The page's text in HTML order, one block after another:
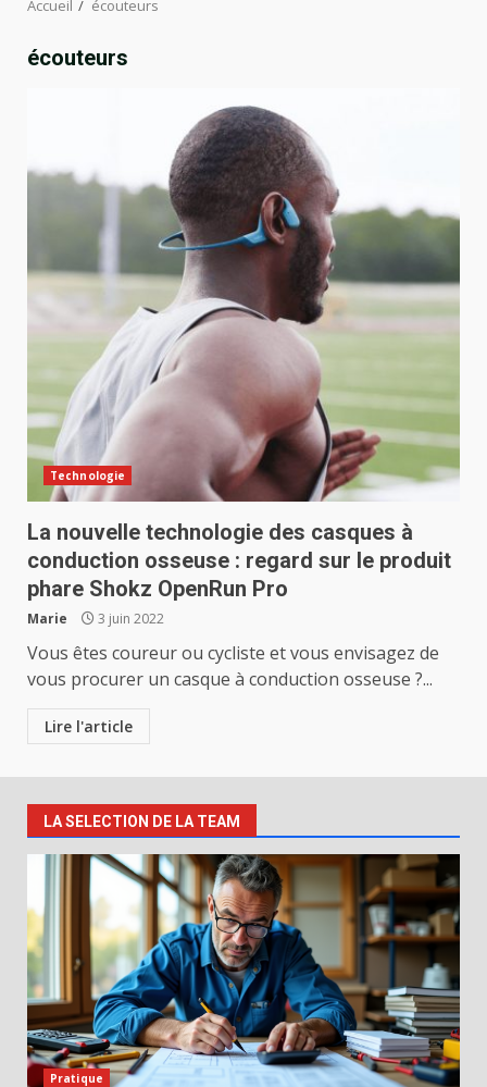
Accueil écouteurs
écouteurs
Technologie
La nouvelle technologie des casques à
conduction osseuse : regard sur le produit
phare Shokz OpenRun Pro
Marie 3 juin 2022
Vous êtes coureur ou cycliste et vous envisagez de
vous procurer un casque à conduction osseuse ?...
Lire l'article
LA SELECTION DE LA TEAM
Pratique